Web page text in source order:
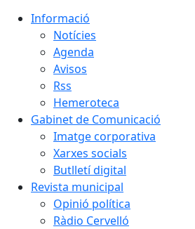
Informació
Notícies
Agenda
Avisos
Rss
Hemeroteca
Gabinet de Comunicació
Imatge corporativa
Xarxes socials
Butlletí digital
Revista municipal
Opinió política
Ràdio Cervelló